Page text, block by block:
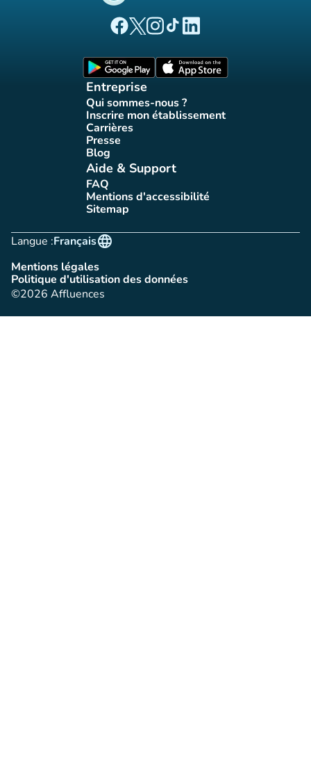
(nouvel onglet)
(nouvel onglet)
(nouvel onglet)
(nouvel onglet)
(nouvel onglet)
Entreprise
Qui sommes-nous ?
(nouvel onglet)
Inscrire mon établissement
(nouvel onglet)
Carrières(nouvel onglet)
Presse(nouvel onglet)
Blog(nouvel onglet)
Aide & Support
FAQ(nouvel onglet)
Mentions d'accessibilité
(nouvel onglet)
Sitemap(nouvel onglet)
Langue :
language
Français
Mentions légales
(nouvel onglet)
Politique d'utilisation des données
(nouvel onglet)
©2026 Affluences